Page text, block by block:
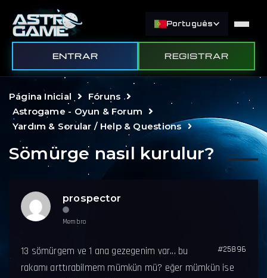
Português
ENTRAR REGISTRAR
Página Inicial
Fóruns
Astrogame - Oyun & Forum
Yardım & Sorular / Help & Questions
Sömürge nasıl kurulur?
prospector
Membro
#25896
13 sömürgem ve 1 ana gezegenim var... bu
rakamı arttırabilmem mümkün mü? eğer mümkün ise